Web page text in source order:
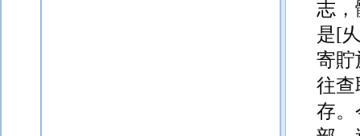
寄貯
往查
存。
部，
勝景